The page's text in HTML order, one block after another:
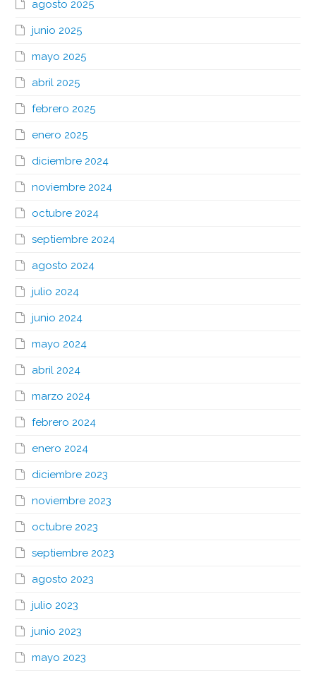
agosto 2025
junio 2025
mayo 2025
abril 2025
febrero 2025
enero 2025
diciembre 2024
noviembre 2024
octubre 2024
septiembre 2024
agosto 2024
julio 2024
junio 2024
mayo 2024
abril 2024
marzo 2024
febrero 2024
enero 2024
diciembre 2023
noviembre 2023
octubre 2023
septiembre 2023
agosto 2023
julio 2023
junio 2023
mayo 2023